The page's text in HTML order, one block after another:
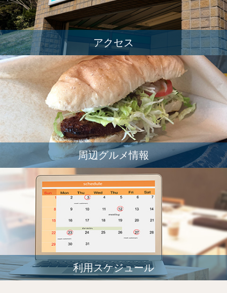
アクセス
周辺グルメ情報
利用スケジュール